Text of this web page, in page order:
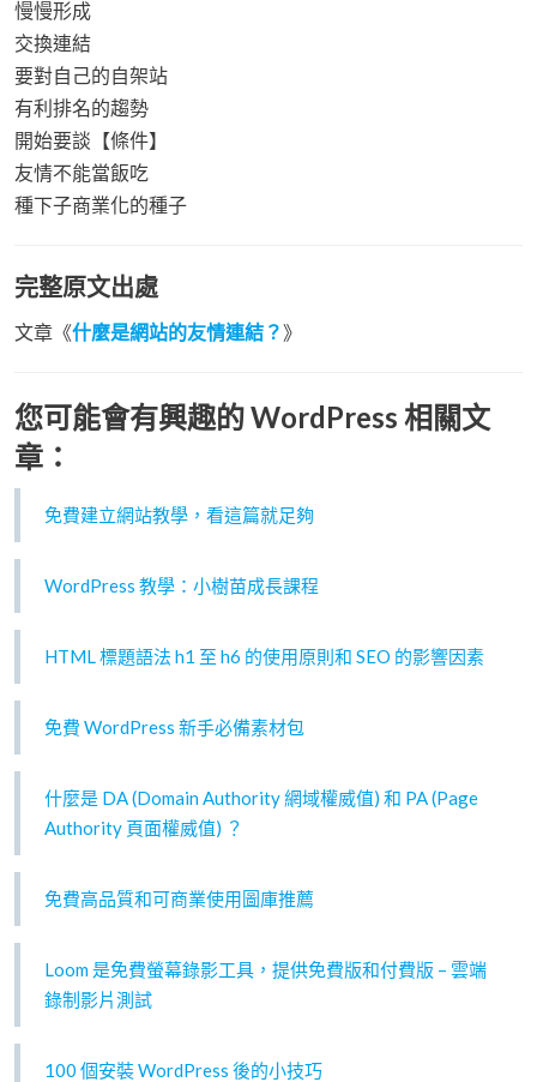
慢慢形成
交換連結
要對自己的自架站
有利排名的趨勢
開始要談【條件】
友情不能當飯吃
種下子商業化的種子
完整原文出處
文章《什麼是網站的友情連結？》
您可能會有興趣的 WordPress 相關文
章：
免費建立網站教學，看這篇就足夠
WordPress 教學：小樹苗成長課程
HTML 標題語法 h1 至 h6 的使用原則和 SEO 的影響因素
免費 WordPress 新手必備素材包
什麼是 DA (Domain Authority 網域權威值) 和 PA (Page
Authority 頁面權威值) ？
免費高品質和可商業使用圖庫推薦
Loom 是免費螢幕錄影工具，提供免費版和付費版 – 雲端
錄制影片測試
100 個安裝 WordPress 後的小技巧